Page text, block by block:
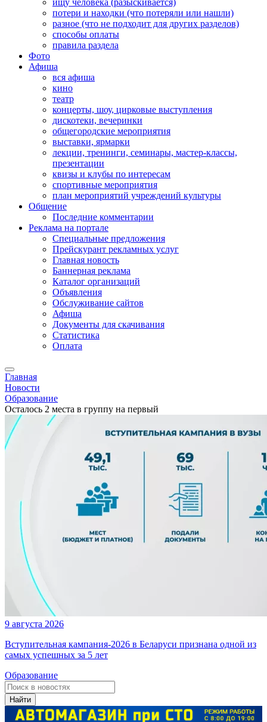
ищу человека (разыскивается)
потери и находки (что потеряли или нашли)
разное (что не подходит для других разделов)
способы оплаты
правила раздела
Фото
Афиша
вся афиша
кино
театр
концерты, шоу, цирковые выступления
дискотеки, вечеринки
общегородские мероприятия
выставки, ярмарки
лекции, тренинги, семинары, мастер-классы,
презентации
квизы и клубы по интересам
спортивные мероприятия
план мероприятий учреждений культуры
Общение
Последние комментарии
Реклама на портале
Специальные предложения
Прейскурант рекламных услуг
Главная новость
Баннерная реклама
Каталог организаций
Объявления
Обслуживание сайтов
Афиша
Документы для скачивания
Статистика
Оплата
Главная
Новости
Образование
Осталось 2 места в группу на первый
9 августа 2026
Вступительная кампания-2026 в Беларуси признана одной из
самых успешных за 5 лет
Образование
Найти